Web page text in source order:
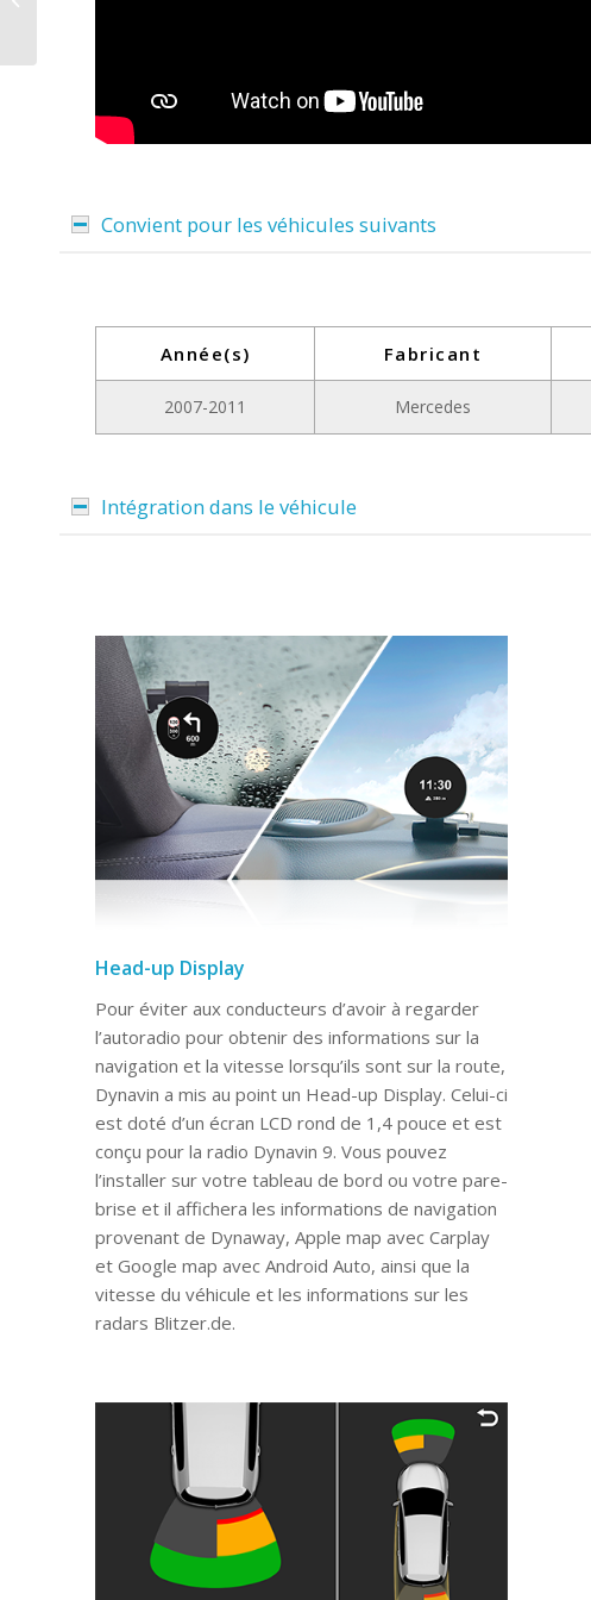
Convient pour les véhicules suivants
Année(s) Fabricant
2007-2011 Mercedes
Intégration dans le véhicule
Head-up Display
Pour éviter aux conducteurs d’avoir à regarder
l’autoradio pour obtenir des informations sur la
navigation et la vitesse lorsqu’ils sont sur la route,
Dynavin a mis au point un Head-up Display. Celui-ci
est doté d’un écran LCD rond de 1,4 pouce et est
conçu pour la radio Dynavin 9. Vous pouvez
l’installer sur votre tableau de bord ou votre pare-
brise et il affichera les informations de navigation
provenant de Dynaway, Apple map avec Carplay
et Google map avec Android Auto, ainsi que la
vitesse du véhicule et les informations sur les
radars Blitzer.de.